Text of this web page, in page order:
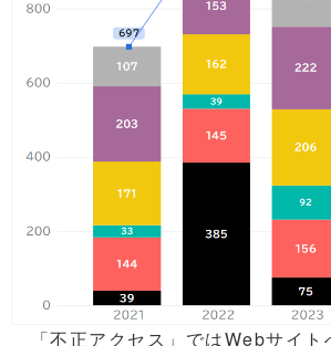
「不正アクセス」ではWebサイト